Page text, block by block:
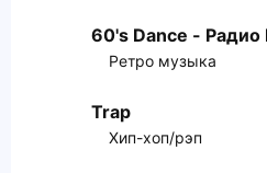
60's Dance - Радио
Ретро музыка
Trap
Хип-хоп/рэп